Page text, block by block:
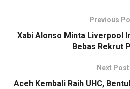
Previous
Xabi Alonso Minta Liverpool
Bebas Rekrut
Next Post
Aceh Kembali Raih UHC,